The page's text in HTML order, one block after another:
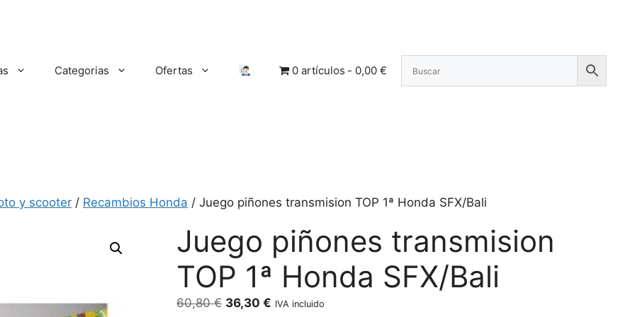
Categorias Ofertas 0 artículos 0,00 €
y scooter / Recambios Honda / Juego piñones transmision TOP 1ª Honda SFX/Bali
Juego piñones transmision
TOP 1ª Honda SFX/Bali
60,80€ El
36,30€ El
IVA incluido